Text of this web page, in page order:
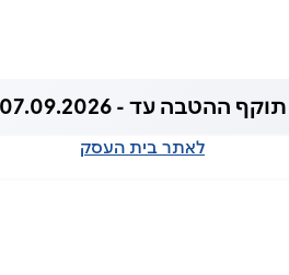
תוקף ההטבה עד - 07.09.2026
לאתר בית העסק